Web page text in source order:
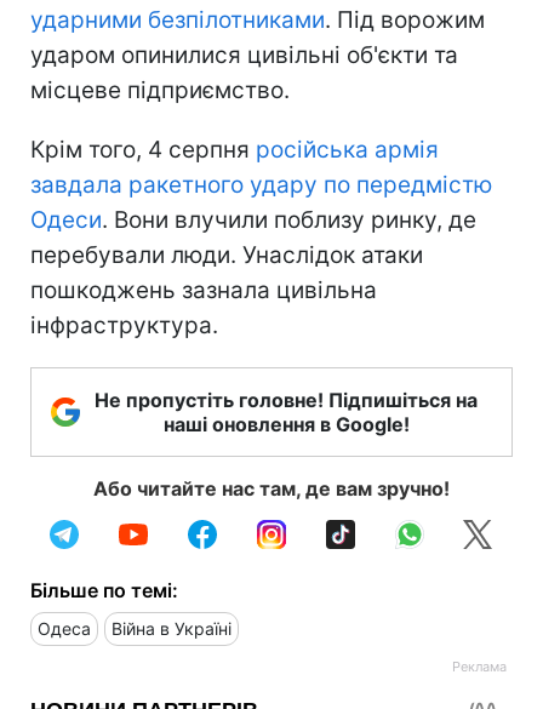
ударними безпілотниками. Під ворожим
ударом опинилися цивільні об'єкти та
місцеве підприємство.
Крім того, 4 серпня російська армія
завдала ракетного удару по передмістю
Одеси. Вони влучили поблизу ринку, де
перебували люди. Унаслідок атаки
пошкоджень зазнала цивільна
інфраструктура.
Не пропустіть головне! Підпишіться на
наші оновлення в Google!
Або читайте нас там, де вам зручно!
Більше по темі:
Одеса Війна в Україні